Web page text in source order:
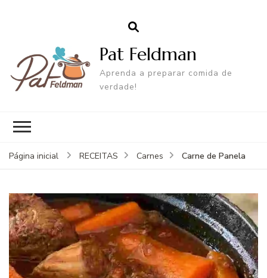
Pat Feldman
Aprenda a preparar comida de
verdade!
Página inicial RECEITAS Carnes Carne de Panela